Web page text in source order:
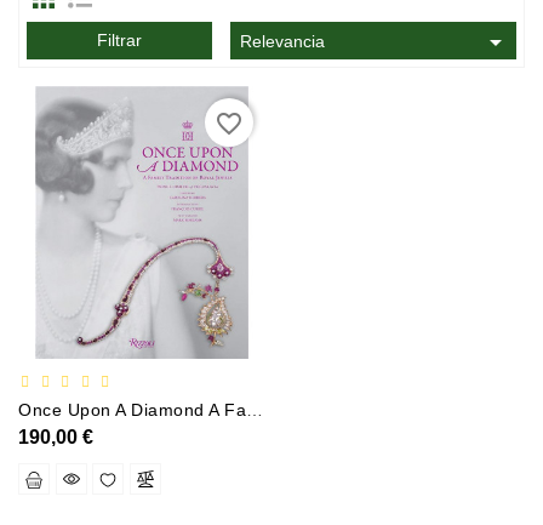
Consommables
Dictionnaires
Encyclopédies
Documentation
Fantasy
Et
Science-
Filtrar Relevancia 
190,00 €
favorite_border